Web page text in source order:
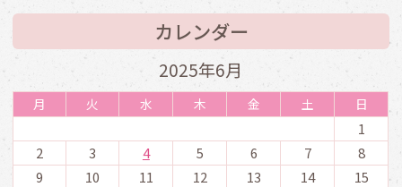
カレンダー
2025年6月
月 火 水 木 金 土 日
1
2
3 4 5 6 7
8
9
10 11 12 13 14
15